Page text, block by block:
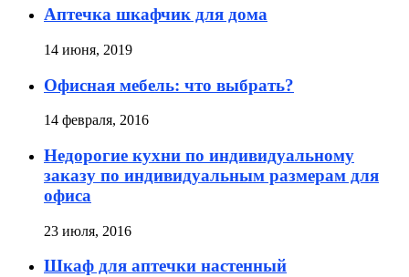
Аптечка шкафчик для дома
14 июня, 2019
Офисная мебель: что выбрать?
14 февраля, 2016
Недорогие кухни по индивидуальному
заказу по индивидуальным размерам для
офиса
23 июля, 2016
Шкаф для аптечки настенный